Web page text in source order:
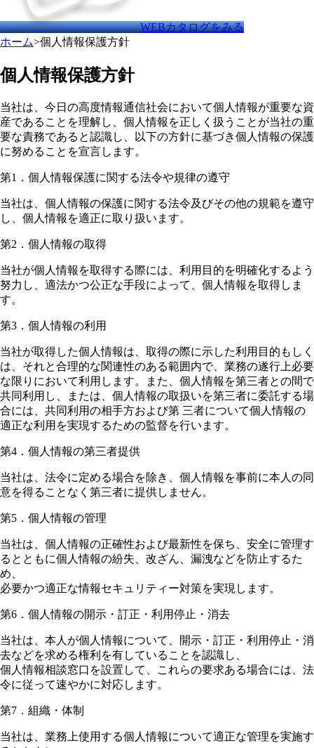
WEBカタログをみる
ホーム>個人情報保護方針
個人情報保護方針
当社は、今日の高度情報通信社会において個人情報が重要な資
産であることを理解し、個人情報を正しく扱うことが当社の重
要な責務であると認識し、以下の方針に基づき個人情報の保護
に努めることを宣言します。
第1．個人情報保護に関する法令や規律の遵守
当社は、個人情報の保護に関する法令及びその他の規範を遵守
し、個人情報を適正に取り扱います。
第2．個人情報の取得
当社が個人情報を取得する際には、利用目的を明確化するよう
努力し、適法かつ公正な手段によって、個人情報を取得しま
す。
第3．個人情報の利用
当社が取得した個人情報は、取得の際に示した利用目的もしく
は、それと合理的な関連性のある範囲内で、業務の遂行上必要
な限りにおいて利用します。また、個人情報を第三者との間で
共同利用し、または、個人情報の取扱いを第三者に委託する場
合には、共同利用の相手方および第 三者について個人情報の
適正な利用を実現するための監督を行います。
第4．個人情報の第三者提供
当社は、法令に定める場合を除き、個人情報を事前に本人の同
意を得ることなく第三者に提供しません。
第5．個人情報の管理
当社は、個人情報の正確性および最新性を保ち、安全に管理す
るとともに個人情報の紛失、改ざん、漏洩などを防止するた
め、
必要かつ適正な情報セキュリティー対策を実現します。
第6．個人情報の開示・訂正・利用停止・消去
当社は、本人が個人情報について、開示・訂正・利用停止・消
去などを求める権利を有していることを認識し、
個人情報相談窓口を設置して、これらの要求ある場合には、法
令に従って速やかに対応します。
第7．組織・体制
当社は、業務上使用する個人情報について適正な管理を実施す